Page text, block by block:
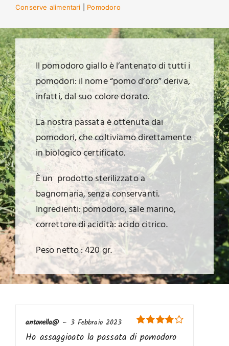
Conserve alimentari Pomodoro
Il pomodoro giallo è l’antenato di tutti i
pomodori: il nome “pomo d’oro” deriva,
infatti, dal suo colore dorato.
La nostra passata è ottenuta dai
pomodori, che coltiviamo direttamente
in biologico certificato.
È un prodotto sterilizzato a
bagnomaria, senza conservanti.
Ingredienti: pomodoro, sale marino,
correttore di acidità: acido citrico.
Peso netto : 420 gr.
Valutato4
su 5
antonella@ – 3 Febbraio 2023
Ho assaggioato la passata di pomodoro